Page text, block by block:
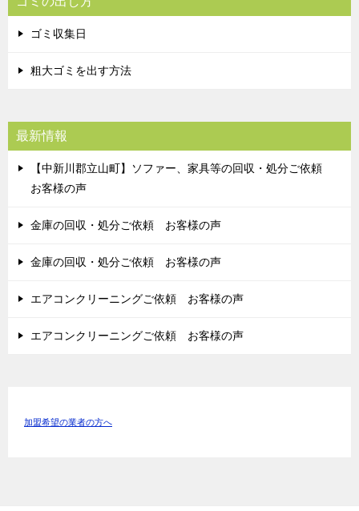
ゴミ収集日
粗大ゴミを出す方法
最新情報
【中新川郡立山町】ソファー、家具等の回収・処分ご依頼
お客様の声
金庫の回収・処分ご依頼 お客様の声
金庫の回収・処分ご依頼 お客様の声
エアコンクリーニングご依頼 お客様の声
エアコンクリーニングご依頼 お客様の声
加盟希望の業者の方へ